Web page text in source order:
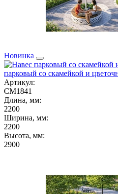
Новинка
парковый со скамейкой и
Артикул:
СМ1841
Длина, мм:
2200
Ширина, мм:
2200
Высота, мм:
2900